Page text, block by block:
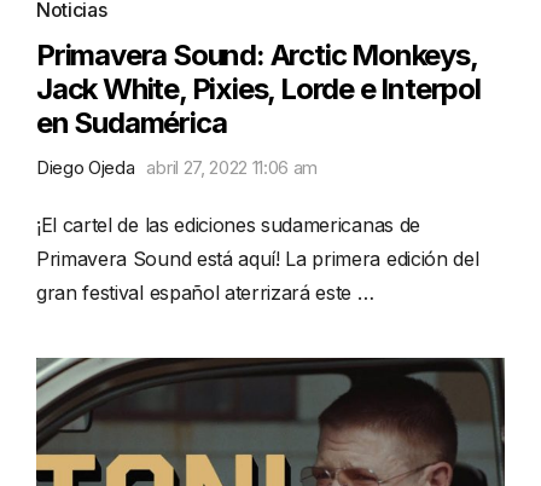
Noticias
Primavera Sound: Arctic Monkeys,
Jack White, Pixies, Lorde e Interpol
en Sudamérica
Diego Ojeda abril 27, 2022 11:06 am
¡El cartel de las ediciones sudamericanas de
Primavera Sound está aquí! La primera edición del
gran festival español aterrizará este …